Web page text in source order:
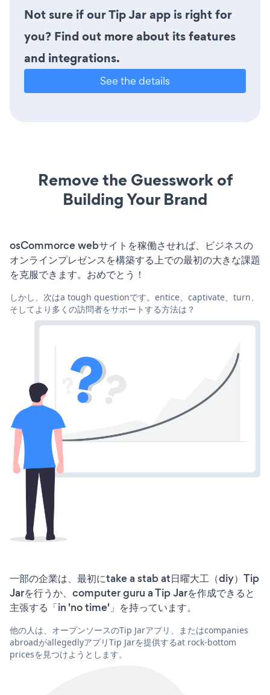
Not sure if our Tip Jar app is right for
you? Find out more about its features
and integrations.
See the details
Remove the Guesswork of
Building Your Brand
osCommorce webサイトを稼働させれば、ビジネスの
オンラインプレゼンスを構築する上での最初の大きな課題
を克服できます。おめでとう！
しかし、次はa tough questionです。entice、captivate、turn、
そしてより多くの訪問者をサポートする方法は？
一部の企業は、最初にtake a stab at日曜大工（diy）Tip
Jarを行うか、computer guru a Tip Jarを作成できると
主張する「in 'no time'」を持っています。
他の人は、オープンソースのTip Jarアプリ、またはcompanies
abroadがallegedlyアプリTip Jarを提供するat rock-bottom
pricesを見つけようとします。